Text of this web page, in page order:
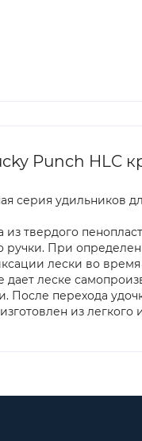
Punch HLC
серия удильников
твердого
При
лески во
дает леске
После перехода
из легкого